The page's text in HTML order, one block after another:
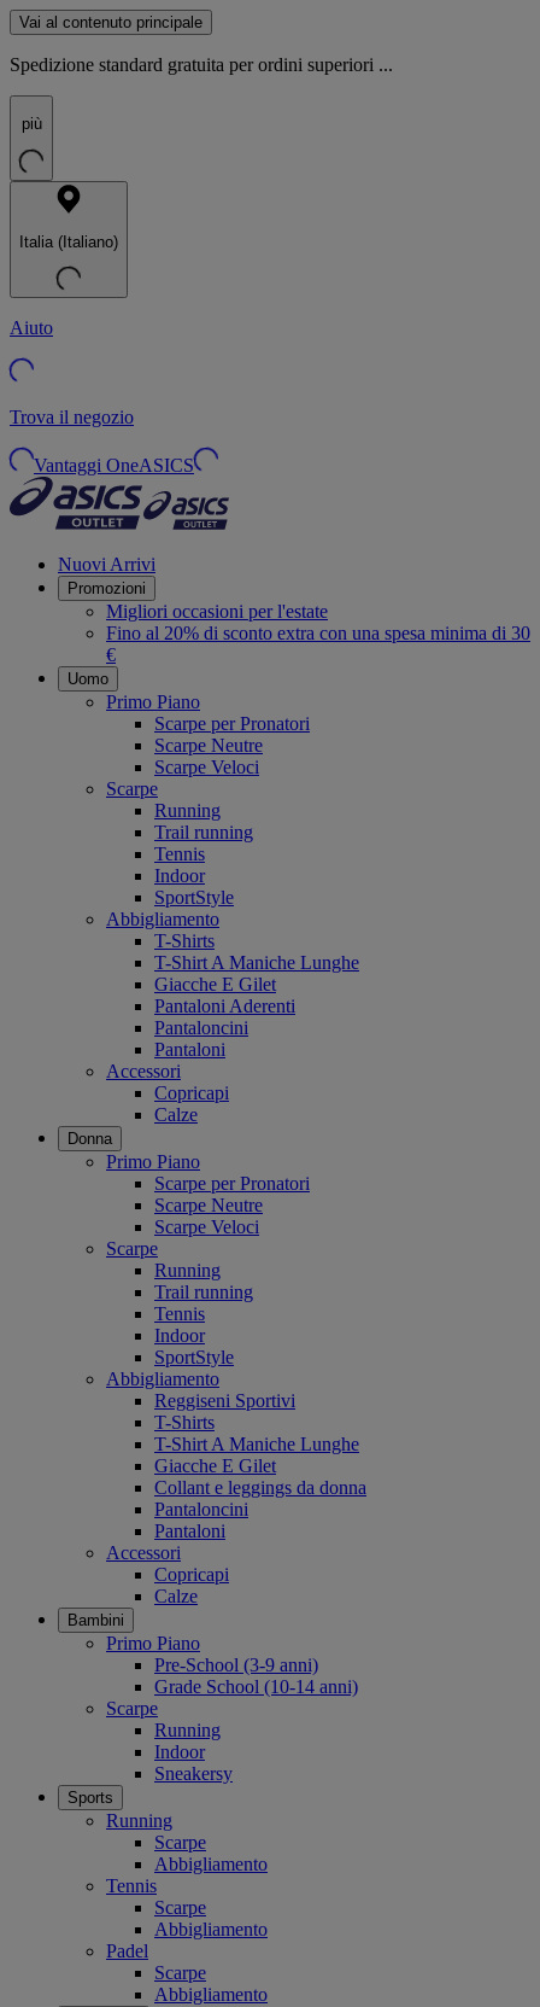
Vai al contenuto principale
Spedizione standard gratuita per ordini superiori ...
più
Italia (Italiano)
Aiuto
Trova il negozio
Vantaggi OneASICS
Nuovi Arrivi
Promozioni
Migliori occasioni per l'estate
Fino al 20% di sconto extra con una spesa minima di 30
€
Uomo
Primo Piano
Scarpe per Pronatori
Scarpe Neutre
Scarpe Veloci
Scarpe
Running
Trail running
Tennis
Indoor
SportStyle
Abbigliamento
T-Shirts
T-Shirt A Maniche Lunghe
Giacche E Gilet
Pantaloni Aderenti
Pantaloncini
Pantaloni
Accessori
Copricapi
Calze
Donna
Primo Piano
Scarpe per Pronatori
Scarpe Neutre
Scarpe Veloci
Scarpe
Running
Trail running
Tennis
Indoor
SportStyle
Abbigliamento
Reggiseni Sportivi
T-Shirts
T-Shirt A Maniche Lunghe
Giacche E Gilet
Collant e leggings da donna
Pantaloncini
Pantaloni
Accessori
Copricapi
Calze
Bambini
Primo Piano
Pre-School (3-9 anni)
Grade School (10-14 anni)
Scarpe
Running
Indoor
Sneakersy
Sports
Running
Scarpe
Abbigliamento
Tennis
Scarpe
Abbigliamento
Padel
Scarpe
Abbigliamento